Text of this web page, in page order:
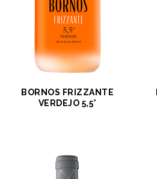
BORNOS FRIZZANTE
VERDEJO 5,5°